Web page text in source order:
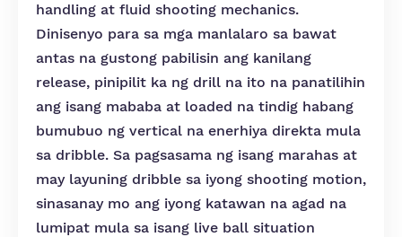
handling at fluid shooting mechanics.
Dinisenyo para sa mga manlalaro sa bawat
antas na gustong pabilisin ang kanilang
release, pinipilit ka ng drill na ito na panatilihin
ang isang mababa at loaded na tindig habang
bumubuo ng vertical na enerhiya direkta mula
sa dribble. Sa pagsasama ng isang marahas at
may layuning dribble sa iyong shooting motion,
sinasanay mo ang iyong katawan na agad na
lumipat mula sa isang live ball situation